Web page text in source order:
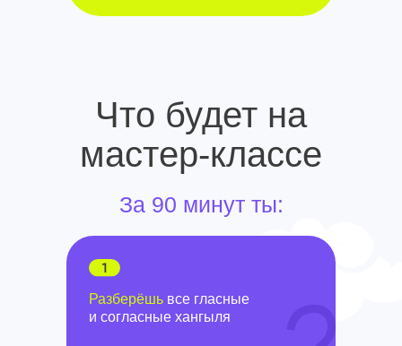
Разберёшь все гласные
и согласные хангыля
Что будет на
мастер-классе
За 90 минут ты: